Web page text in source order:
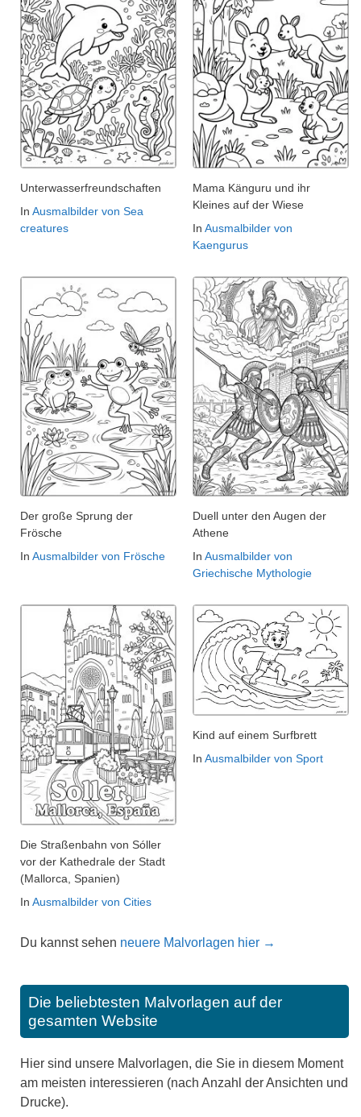
Unterwasserfreundschaften
In Ausmalbilder von Sea
creatures
Mama Känguru und ihr
Kleines auf der Wiese
In Ausmalbilder von
Kaengurus
Der große Sprung der
Frösche
In Ausmalbilder von Frösche
Duell unter den Augen der
Athene
In Ausmalbilder von
Griechische Mythologie
Die Straßenbahn von Sóller
vor der Kathedrale der Stadt
(Mallorca, Spanien)
In Ausmalbilder von Cities
Kind auf einem Surfbrett
In Ausmalbilder von Sport
Du kannst sehen neuere Malvorlagen hier →
Die beliebtesten Malvorlagen auf der
gesamten Website
Hier sind unsere Malvorlagen, die Sie in diesem Moment
am meisten interessieren (nach Anzahl der Ansichten und
Drucke).